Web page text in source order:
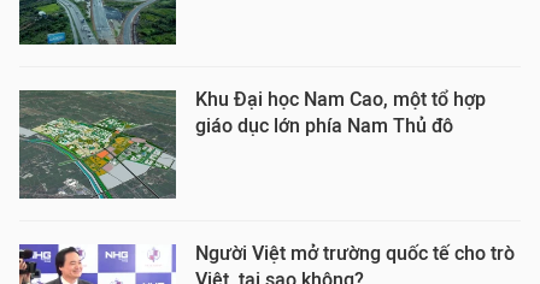
Khu Đại học Nam Cao, một tổ hợp
giáo dục lớn phía Nam Thủ đô
Người Việt mở trường quốc tế cho trò